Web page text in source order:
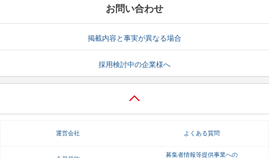
お問い合わせ
掲載内容と事実が異なる場合
採用検討中の企業様へ
運営会社 よくある質問
募集者情報等提供事業への